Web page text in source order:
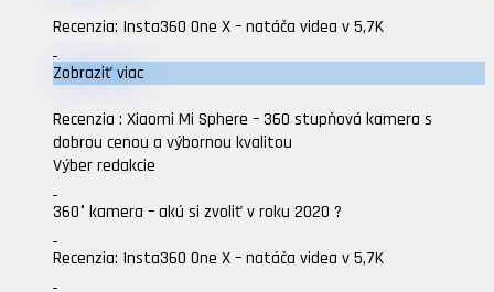
Recenzia: Insta360 One X – natáča videa v 5,7K
Zobraziť viac
Recenzia : Xiaomi Mi Sphere – 360 stupňová kamera s
dobrou cenou a výbornou kvalitou
Výber redakcie
360° kamera – akú si zvoliť v roku 2020 ?
Recenzia: Insta360 One X – natáča videa v 5,7K